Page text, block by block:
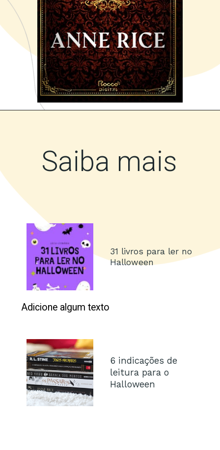
31 livros para ler no
Halloween
6 indicações de
leitura para o
Halloween
Saiba mais
Adicione algum texto